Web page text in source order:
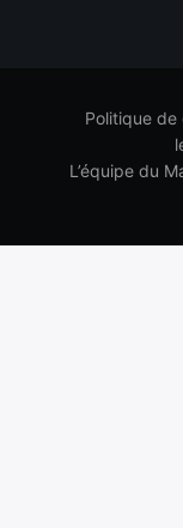
Politique
L’équipe du